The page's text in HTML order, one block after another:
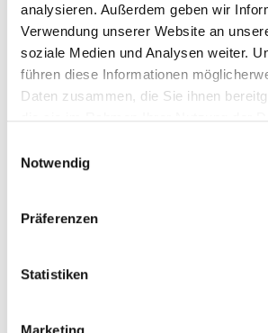
analysieren. Außerdem geben wir
Verwendung unserer Website an
soziale Medien und Analysen weiter.
führen diese Informationen
Daten zusammen, die Sie ihnen
Notwendig
Präferenzen
Statistiken
Ort und Anfahrt
Veranstaltet von